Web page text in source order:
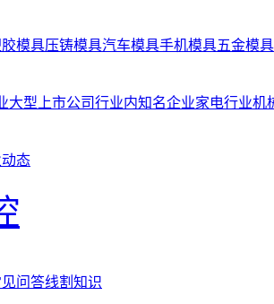
模具压铸模具汽车模具手机模具五金模具
大型上市公司行业内知名企业家电行业机
态
问答线割知识